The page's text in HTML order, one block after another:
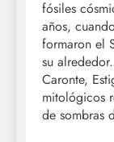
fósiles
años,
formaron el
su
Caronte,
mitológicos
de sombras